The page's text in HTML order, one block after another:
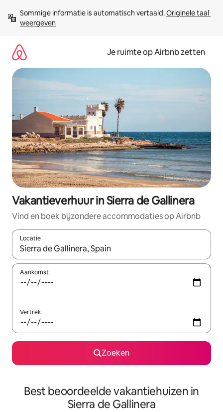
direct
naar
Sommige informatie is automatisch vertaald. Originele taal
weergeven
Je ruimte op Airbnb zetten
Vakantieverhuur in Sierra de Gallinera
Vind en boek bijzondere accommodaties op Airbnb
Locatie
Wanneer er suggesties beschikbaar zijn, maak je een keuze
Aankomst
Vertrek
Zoeken
Best beoordeelde vakantiehuizen in
Sierra de Gallinera